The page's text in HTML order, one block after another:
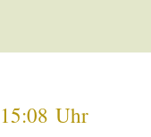
Uhr